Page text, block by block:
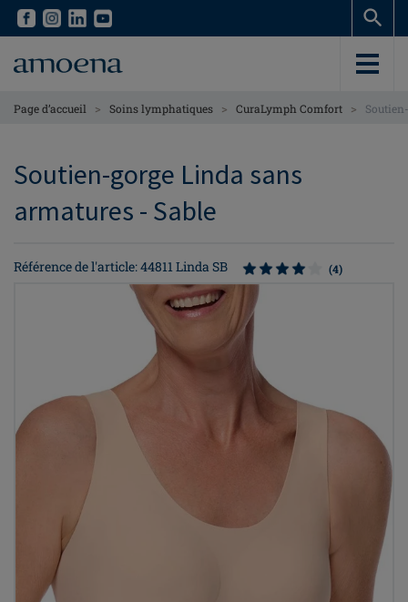
Skip
content
Skip
content
Page d’accueil > Soins lymphatiques > CuraLymph Comfort >
Soutien-gorge Linda sans
armatures - Sable
Référence de l'article: 44811 Linda SB (4)